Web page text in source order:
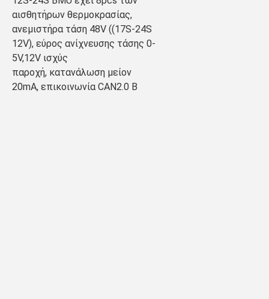
αισθητήρων θερμοκρασίας,
ανεμιστήρα τάση 48V ((17S-24S
12V), εύρος ανίχνευσης τάσης 0-
5V,12V ισχύς
παροχή, κατανάλωση μείον
20mA, επικοινωνία CAN2.0 B